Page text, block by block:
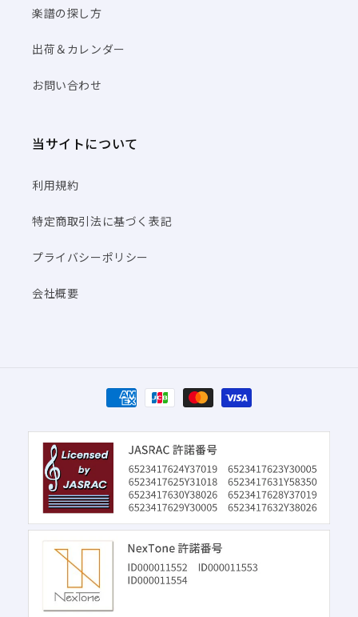
楽譜の探し方
出荷＆カレンダー
お問い合わせ
当サイトについて
利用規約
特定商取引法に基づく表記
プライバシーポリシー
会社概要
決
済
方
法